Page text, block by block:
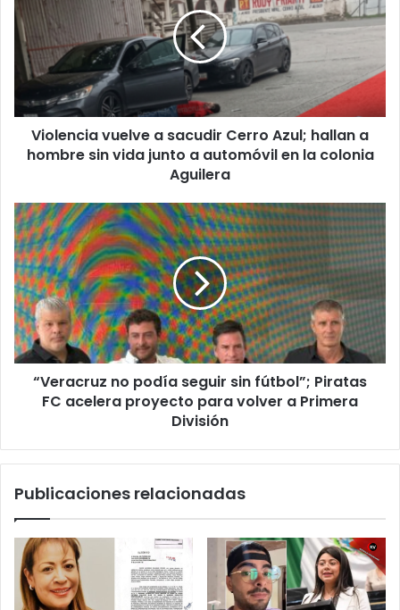
sacudir
Cerro
Azul;
hallan
hombre
vida
automóvil
en
la
colonia
Aguilera
Violencia vuelve a sacudir Cerro Azul; hallan a
hombre sin vida junto a automóvil en la colonia
Aguilera
“Veracruz
no
podía
seguir
sin
fútbol”;
Piratas
FC
acelera
proyecto
Primera
“Veracruz no podía seguir sin fútbol”; Piratas
FC acelera proyecto para volver a Primera
División
Publicaciones relacionadas